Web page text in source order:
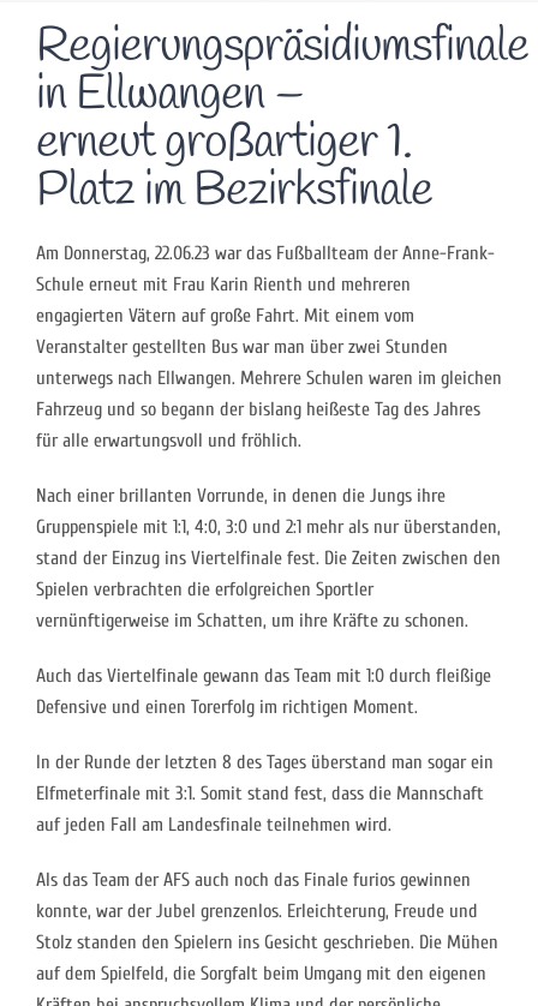
Regierungspräsidiumsfinale
in Ellwangen –
erneut großartiger 1.
Platz im Bezirksfinale
Am Donnerstag, 22.06.23 war das Fußballteam der Anne-Frank-
Schule erneut mit Frau Karin Rienth und mehreren
engagierten Vätern auf große Fahrt. Mit einem vom
Veranstalter gestellten Bus war man über zwei Stunden
unterwegs nach Ellwangen. Mehrere Schulen waren im gleichen
Fahrzeug und so begann der bislang heißeste Tag des Jahres
für alle erwartungsvoll und fröhlich.
Nach einer brillanten Vorrunde, in denen die Jungs ihre
Gruppenspiele mit 1:1, 4:0, 3:0 und 2:1 mehr als nur überstanden,
stand der Einzug ins Viertelfinale fest. Die Zeiten zwischen den
Spielen verbrachten die erfolgreichen Sportler
vernünftigerweise im Schatten, um ihre Kräfte zu schonen.
Auch das Viertelfinale gewann das Team mit 1:0 durch fleißige
Defensive und einen Torerfolg im richtigen Moment.
In der Runde der letzten 8 des Tages überstand man sogar ein
Elfmeterfinale mit 3:1. Somit stand fest, dass die Mannschaft
auf jeden Fall am Landesfinale teilnehmen wird.
Als das Team der AFS auch noch das Finale furios gewinnen
konnte, war der Jubel grenzenlos. Erleichterung, Freude und
Stolz standen den Spielern ins Gesicht geschrieben. Die Mühen
auf dem Spielfeld, die Sorgfalt beim Umgang mit den eigenen